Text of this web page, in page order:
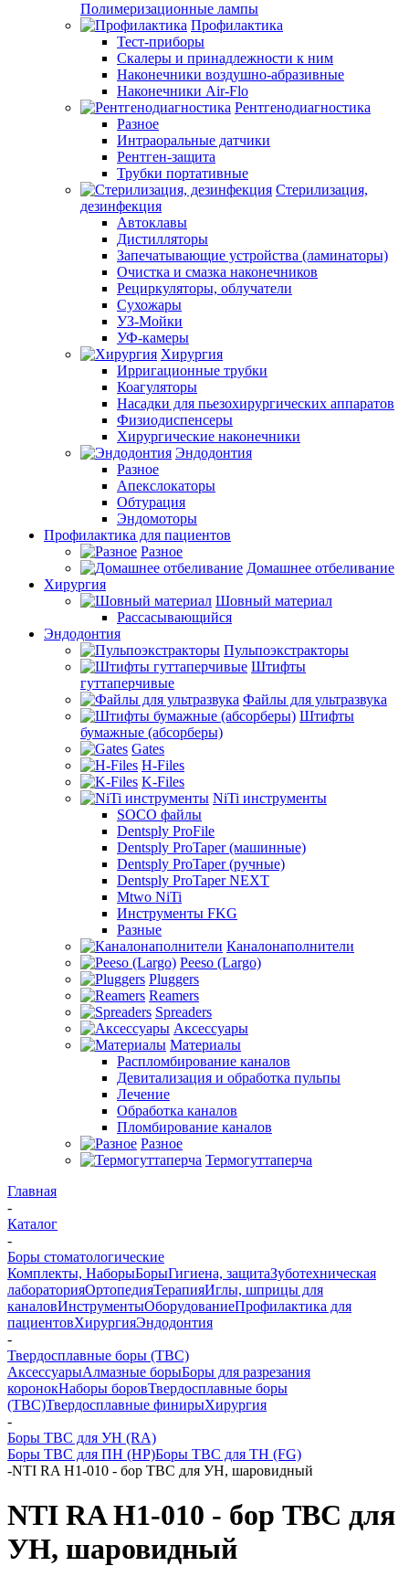
Полимеризационные лампы
Профилактика
Тест-приборы
Скалеры и принадлежности к ним
Наконечники воздушно-абразивные
Наконечники Air-Flo
Рентгенодиагностика
Разное
Интраоральные датчики
Рентген-защита
Трубки портативные
Стерилизация,
дезинфекция
Автоклавы
Дистилляторы
Запечатывающие устройства (ламинаторы)
Очистка и смазка наконечников
Рециркуляторы, облучатели
Сухожары
УЗ-Мойки
УФ-камеры
Хирургия
Ирригационные трубки
Коагуляторы
Насадки для пьезохирургических аппаратов
Физиодиспенсеры
Хирургические наконечники
Эндодонтия
Разное
Апекслокаторы
Обтурация
Эндомоторы
Профилактика для пациентов
Разное
Домашнее отбеливание
Хирургия
Шовный материал
Рассасывающийся
Эндодонтия
Пульпоэкстракторы
Штифты
гуттаперчивые
Файлы для ультразвука
Штифты
бумажные (абсорберы)
Gates
H-Files
K-Files
NiTi инструменты
SOCO файлы
Dentsply ProFile
Dentsply ProTaper (машинные)
Dentsply ProTaper (ручные)
Dentsply ProTaper NEXT
Mtwo NiTi
Инструменты FKG
Разные
Каналонаполнители
Peeso (Largo)
Pluggers
Reamers
Spreaders
Аксессуары
Материалы
Распломбирование каналов
Девитализация и обработка пульпы
Лечение
Обработка каналов
Пломбирование каналов
Разное
Термогуттаперча
Главная
-
Каталог
-
Боры стоматологические
Комплекты, НаборыБорыГигиена, защитаЗуботехническая
лабораторияОртопедияТерапияИглы, шприцы для
каналовИнструментыОборудованиеПрофилактика для
пациентовХирургияЭндодонтия
-
Твердосплавные боры (ТВС)
АксессуарыАлмазные борыБоры для разрезания
коронокНаборы боровТвердосплавные боры
(ТВС)Твердосплавные финирыХирургия
-
Боры ТВС для УН (RA)
Боры ТВС для ПН (HP)Боры ТВС для ТН (FG)
-NTI RA H1-010 - бор ТВС для УН, шаровидный
NTI RA H1-010 - бор ТВС для
УН, шаровидный